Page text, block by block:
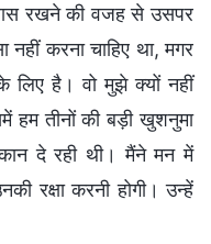
रखने की वजह से उसपर
नहीं करना चाहिए था, मगर
लिए है। वो मुझे क्यों नहीं
तीनों की बड़ी खुशनुमा
दे रही थी। मैंने मन में
रक्षा करनी होगी। उन्हें